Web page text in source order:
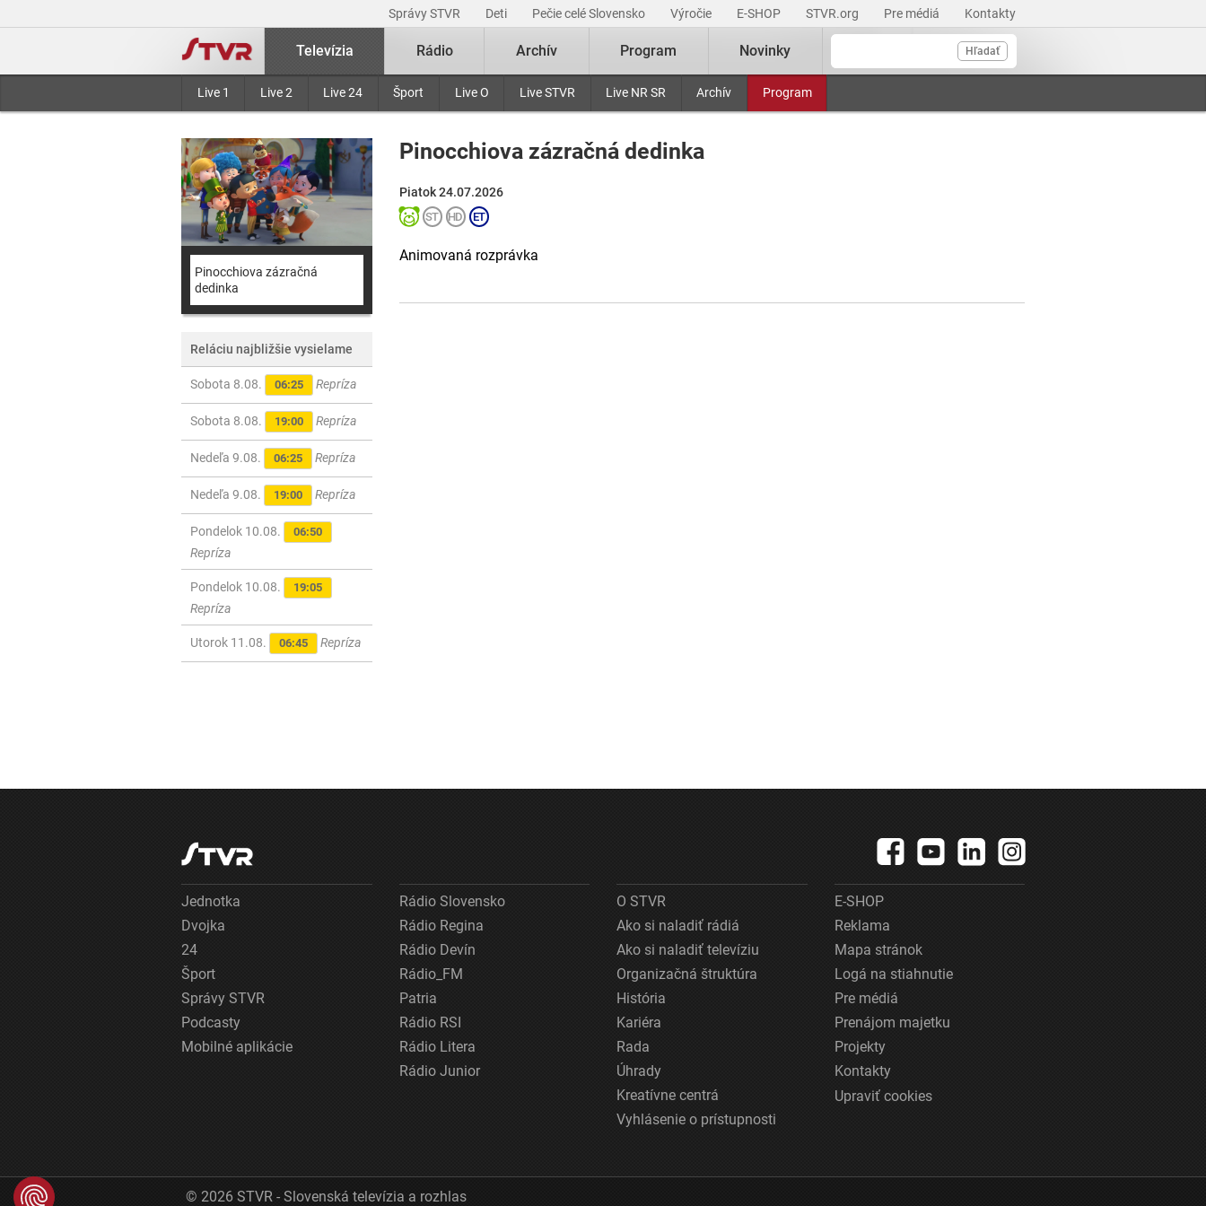
Správy STVR Deti Pečie celé Slovensko Výročie E-SHOP STVR.org Pre médiá Kontakty
Hľadať
Televízia
Live 1 Live 2 Live 24 Šport Live O Live STVR Live NR SR Archív Program
Rádio Archív Program Novinky
Pinocchiova zázračná
dedinka
Reláciu najbližšie vysielame
Sobota 8.08. 06:25 Repríza
Sobota 8.08. 19:00 Repríza
Nedeľa 9.08. 06:25 Repríza
Nedeľa 9.08. 19:00 Repríza
Pondelok 10.08. 06:50
Repríza
Pondelok 10.08. 19:05
Repríza
Utorok 11.08. 06:45 Repríza
Pinocchiova zázračná dedinka
Piatok 24.07.2026
Animovaná rozprávka
Jednotka
Dvojka
24
Šport
Správy STVR
Podcasty
Mobilné aplikácie
Rádio Slovensko
Rádio Regina
Rádio Devín
Rádio_FM
Patria
Rádio RSI
Rádio Litera
Rádio Junior
O STVR
Ako si naladiť rádiá
Ako si naladiť televíziu
Organizačná štruktúra
História
Kariéra
Rada
Úhrady
Kreatívne centrá
Vyhlásenie o prístupnosti
E-SHOP
Reklama
Mapa stránok
Logá na stiahnutie
Pre médiá
Prenájom majetku
Projekty
Kontakty
Upraviť cookies
© 2026 STVR - Slovenská televízia a rozhlas